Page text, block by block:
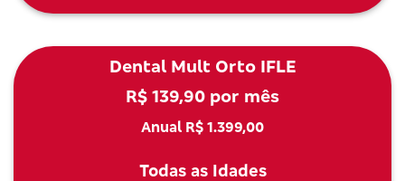
Dental Mult Orto IFLE
R$ 139,90 por mês
Anual R$ 1.399,00
Todas as Idades